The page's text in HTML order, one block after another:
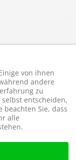
von ihnen
andere
zu
selbst entscheiden,
beachten Sie, dass
alle